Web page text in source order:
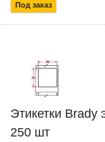
Под заказ
Этикетки Brady
250 шт